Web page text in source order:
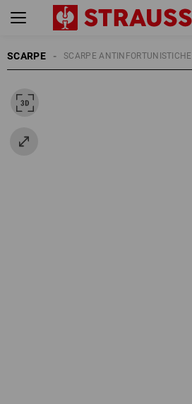
SCARPE SCARPE ANTINFORTUNISTICHE